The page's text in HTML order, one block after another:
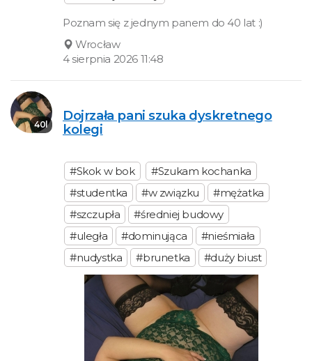
Poznam się z jednym panem do 40 lat :)
Wrocław
4 sierpnia 2026 11:48
40l
Dojrzała pani szuka dyskretnego
kolegi
#Skok w bok
#Szukam kochanka
#studentka
#w związku
#mężatka
#szczupła
#średniej budowy
#uległa
#dominująca
#nieśmiała
#nudystka
#brunetka #duży biust